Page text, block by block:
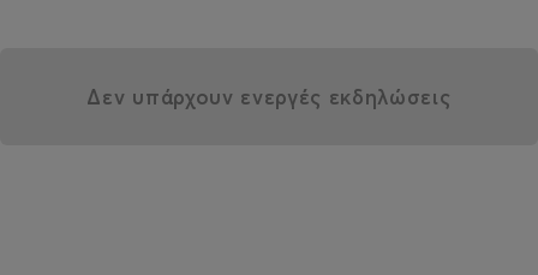
Δεν υπάρχουν ενεργές εκδηλώσεις